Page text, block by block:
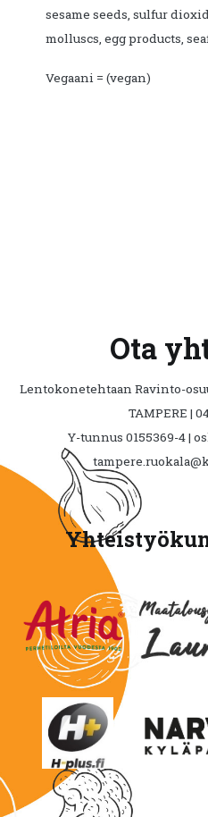
sesame seeds, sulfur
molluscs, egg products,
Vegaani = (vegan)
Ota
Lentokonetehtaan Ravinto-
TAMPERE |
Y-tunnus 0155369-4 |